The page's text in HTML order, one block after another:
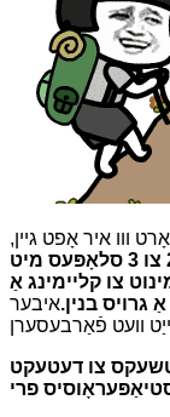
ווו איר אָפט גיין,
געפֿינען 2 צו 3 סלאָפּעס מיט
סלאָפּעס, אָדער פאַרברענגען 2 מינוט צו קליימינג אַ
גרויס בנין.איבער
טשעקס צו דעטעקט
פרי